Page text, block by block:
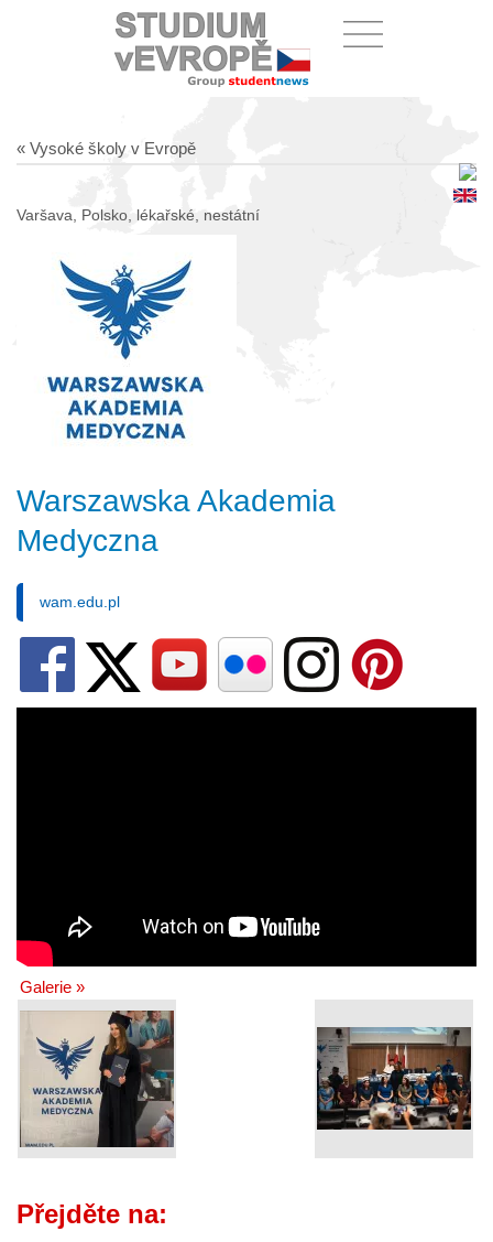
« Vysoké školy v Evropě
Varšava, Polsko, lékařské, nestátní
Warszawska Akademia
Medyczna
wam.edu.pl
Galerie »
Přejděte na: